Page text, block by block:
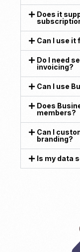
Does it
Can I use
Do I need
invoicing?
Can I use
Does
members?
Can I
branding?
Is my data